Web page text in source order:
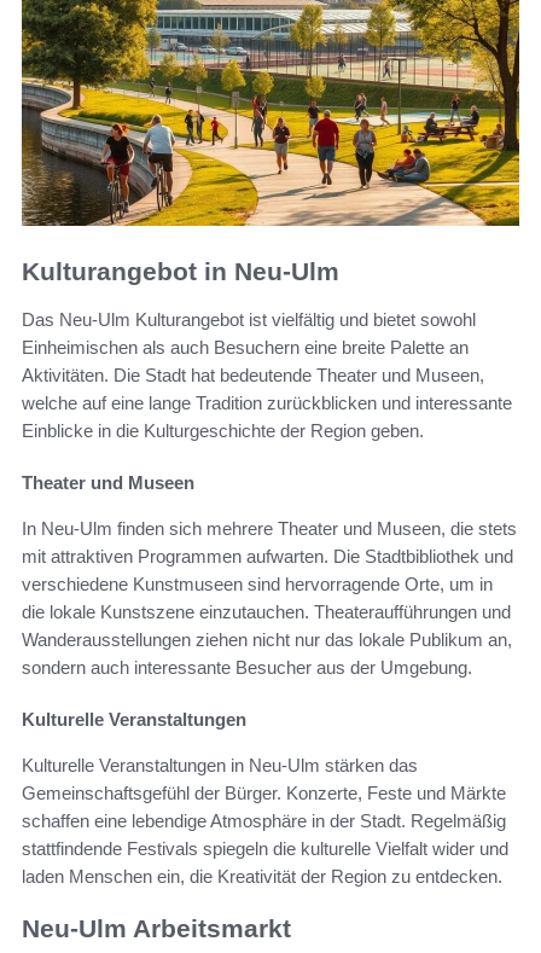
Kulturangebot in Neu-Ulm
Das Neu-Ulm Kulturangebot ist vielfältig und bietet sowohl
Einheimischen als auch Besuchern eine breite Palette an
Aktivitäten. Die Stadt hat bedeutende Theater und Museen,
welche auf eine lange Tradition zurückblicken und interessante
Einblicke in die Kulturgeschichte der Region geben.
Theater und Museen
In Neu-Ulm finden sich mehrere Theater und Museen, die stets
mit attraktiven Programmen aufwarten. Die Stadtbibliothek und
verschiedene Kunstmuseen sind hervorragende Orte, um in
die lokale Kunstszene einzutauchen. Theateraufführungen und
Wanderausstellungen ziehen nicht nur das lokale Publikum an,
sondern auch interessante Besucher aus der Umgebung.
Kulturelle Veranstaltungen
Kulturelle Veranstaltungen in Neu-Ulm stärken das
Gemeinschaftsgefühl der Bürger. Konzerte, Feste und Märkte
schaffen eine lebendige Atmosphäre in der Stadt. Regelmäßig
stattfindende Festivals spiegeln die kulturelle Vielfalt wider und
laden Menschen ein, die Kreativität der Region zu entdecken.
Neu-Ulm Arbeitsmarkt